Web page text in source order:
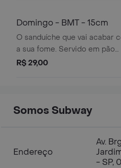
Domingo - BMT - 15cm
O sanduíche que vai acabar
a sua fome. Servido em pão
fresquinho, com fatias de
R$ 29,00
Somos Subway ㅤ
Endereço
Av.
- SP,